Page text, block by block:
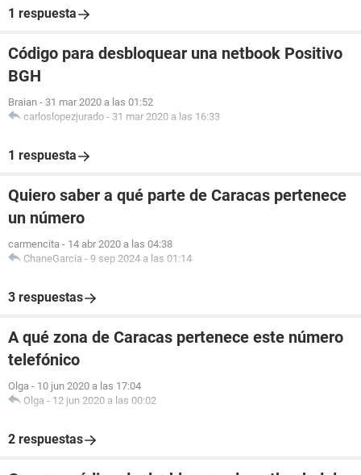
1 respuesta
Código para desbloquear una netbook Positivo
BGH
Braian - 31 mar 2020 a las 01:52
carloslopezjurado - 31 mar 2020 a las 16:33
1 respuesta
Quiero saber a qué parte de Caracas pertenece
un número
carmencita - 14 abr 2020 a las 04:38
ChaneGarcia - 9 sep 2024 a las 01:14
3 respuestas
A qué zona de Caracas pertenece este número
telefónico
Olga - 10 jun 2020 a las 17:04
Olga - 12 jun 2020 a las 00:02
2 respuestas